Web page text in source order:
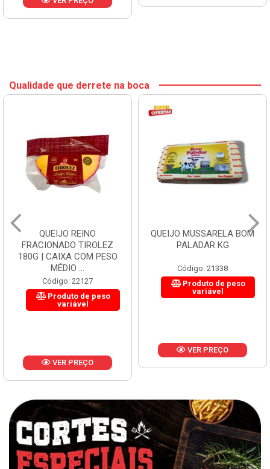
Qualidade que derrete na boca
QUEIJO REINO
FRACIONADO TIROLEZ
180G | CAIXA COM PESO
MÉDIO ...
Código: 22127
Produto de peso
variável
VER PREÇO
QUEIJO MUSSARELA BOM
PALADAR KG
Código: 21338
Produto de peso
variável
VER PREÇO